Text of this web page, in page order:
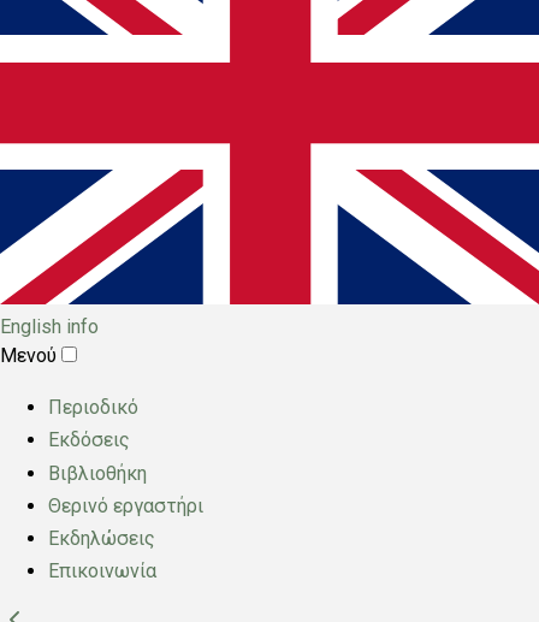
English info
menu
Μενού
Περιοδικό
Εκδόσεις
Βιβλιοθήκη
Θερινό εργαστήρι
Εκδηλώσεις
Επικοινωνία